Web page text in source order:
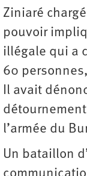
Ziniaré
pouvoir
illégale qui a
60
Il avait
l’armée du
Un bataillon